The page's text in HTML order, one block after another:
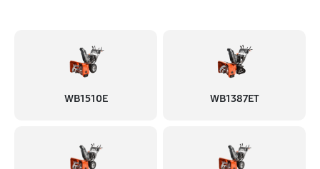
WB1510E WB1387ET